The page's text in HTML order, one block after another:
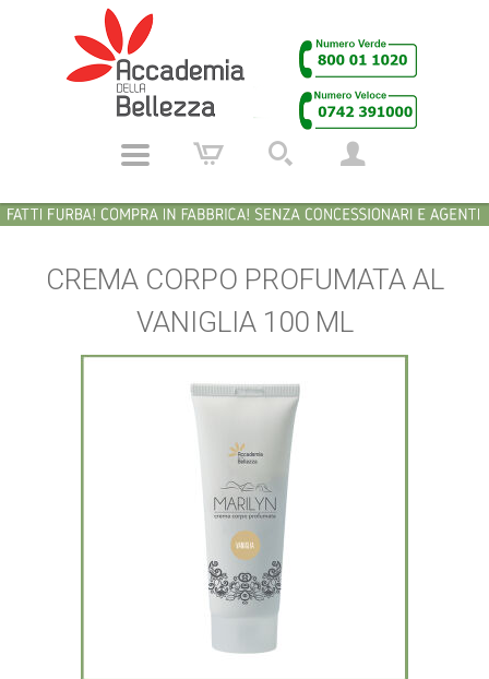
CREMA CORPO PROFUMATA AL
VANIGLIA 100 ML